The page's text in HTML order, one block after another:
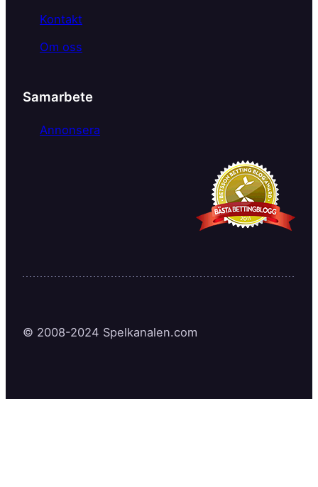
Kontakt
Om oss
Samarbete
Annonsera
© 2008-2024 Spelkanalen.com